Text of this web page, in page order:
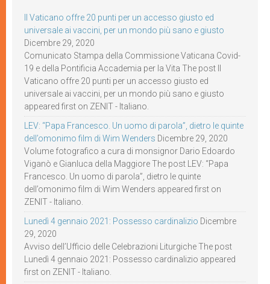
Il Vaticano offre 20 punti per un accesso giusto ed
universale ai vaccini, per un mondo più sano e giusto
Dicembre 29, 2020
Comunicato Stampa della Commissione Vaticana Covid-
19 e della Pontificia Accademia per la Vita The post Il
Vaticano offre 20 punti per un accesso giusto ed
universale ai vaccini, per un mondo più sano e giusto
appeared first on ZENIT - Italiano.
LEV: “Papa Francesco. Un uomo di parola”, dietro le quinte
dell’omonimo film di Wim Wenders Dicembre 29, 2020
Volume fotografico a cura di monsignor Dario Edoardo
Viganò e Gianluca della Maggiore The post LEV: “Papa
Francesco. Un uomo di parola”, dietro le quinte
dell’omonimo film di Wim Wenders appeared first on
ZENIT - Italiano.
Lunedì 4 gennaio 2021: Possesso cardinalizio Dicembre
29, 2020
Avviso dell’Ufficio delle Celebrazioni Liturgiche The post
Lunedì 4 gennaio 2021: Possesso cardinalizio appeared
first on ZENIT - Italiano.